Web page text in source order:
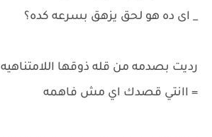
_ اى ده هو لحق يزهق بسرعه كده؟
رديت بصدمه من قله ذوقها اللامتناهيه
= اانتي قصدك اي مش فاهمه